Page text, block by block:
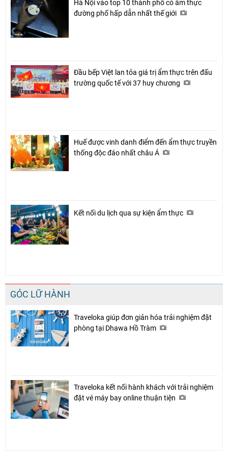
Facebook
Hà Nội vào top 10 thành phố có ẩm thực
đường phố hấp dẫn nhất thế giới
Đầu bếp Việt lan tỏa giá trị ẩm thực trên đấu
trường quốc tế với 37 huy chương
Huế được vinh danh điểm đến ẩm thực truyền
thống độc đáo nhất châu Á
Kết nối du lịch qua sự kiện ẩm thực
GÓC LỮ HÀNH
Traveloka giúp đơn giản hóa trải nghiệm đặt
phòng tại Dhawa Hồ Tràm
Traveloka kết nối hành khách với trải nghiệm
đặt vé máy bay online thuận tiện